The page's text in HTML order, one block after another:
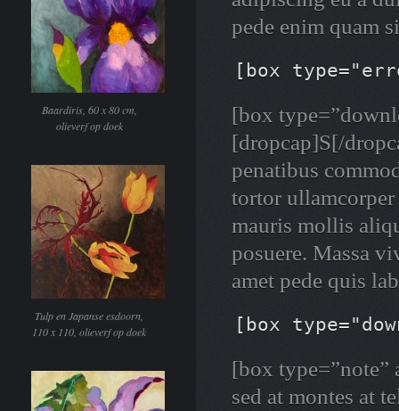
Baardiris, 60 x 80 cm,
olieverf op doek
Tulp en Japanse esdoorn,
110 x 110, olieverf op doek
pede enim quam
[box
[box
[dropcap]S[/
penatibus
tortor
mauris mollis
posuere. Massa
amet pede quis
[box
[box
sed at montes at